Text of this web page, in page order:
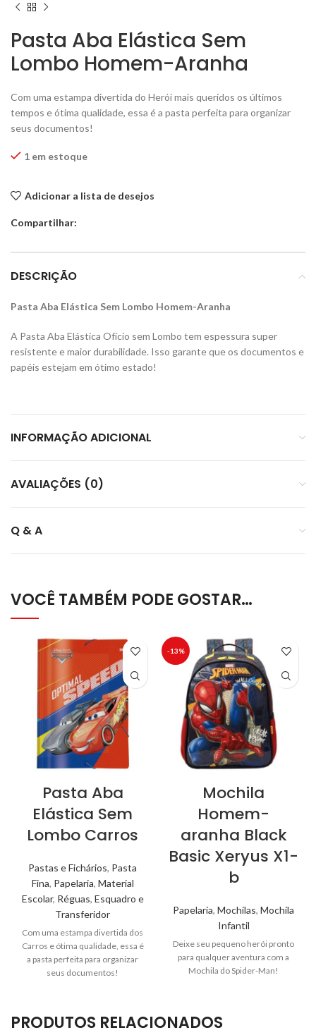
Pasta Aba Elástica Sem
Lombo Homem-Aranha
Com uma estampa divertida do Herói mais queridos os últimos
tempos e ótima qualidade, essa é a pasta perfeita para organizar
seus documentos!
1 em estoque
Adicionar a lista de desejos
Compartilhar:
DESCRIÇÃO
Pasta Aba Elástica Sem Lombo Homem-Aranha
A Pasta Aba Elástica Ofício sem Lombo tem espessura super
resistente e maior durabilidade. Isso garante que os documentos e
papéis estejam em ótimo estado!
INFORMAÇÃO ADICIONAL
AVALIAÇÕES (0)
Q & A
VOCÊ TAMBÉM PODE GOSTAR…
Pasta Aba
Elástica Sem
Lombo Carros
Pastas e Fichários, Pasta
Fina, Papelaria, Material
Escolar, Réguas, Esquadro e
Transferidor
Com uma estampa divertida dos
Carros e ótima qualidade, essa é
a pasta perfeita para organizar
seus documentos!
-13%
Mochila
Homem-
aranha Black
Basic Xeryus X1-
b
Papelaria, Mochilas, Mochila
Infantil
Deixe seu pequeno herói pronto
para qualquer aventura com a
Mochila do Spider-Man!
PRODUTOS RELACIONADOS